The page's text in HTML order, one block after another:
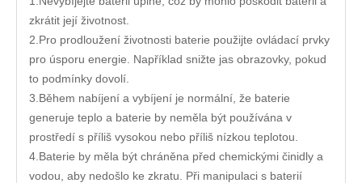
zkrátit její životnost.
2.Pro prodloužení životnosti baterie použijte ovládací prvky
pro úsporu energie. Například snižte jas obrazovky, pokud
to podmínky dovolí.
3.Během nabíjení a vybíjení je normální, že baterie
generuje teplo a baterie by neměla být používána v
prostředí s příliš vysokou nebo příliš nízkou teplotou.
4.Baterie by měla být chráněna před chemickými činidly a
vodou, aby nedošlo ke zkratu. Při manipulaci s baterií